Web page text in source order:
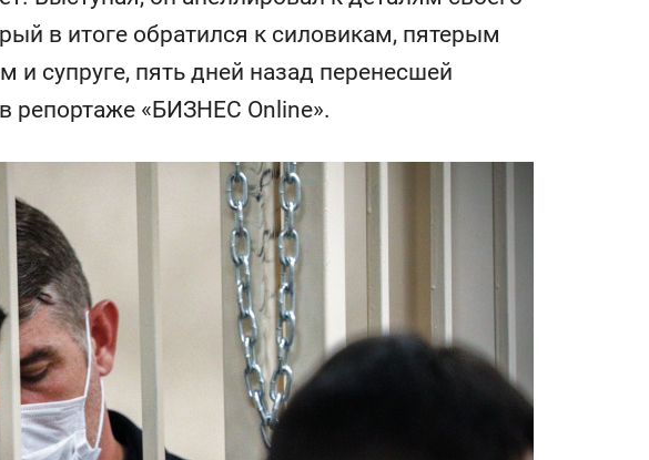
в итоге обратился к силовикам, пятерым
и супруге, пять дней назад перенесшей
репортаже «БИЗНЕС Online».
антихрупких команд